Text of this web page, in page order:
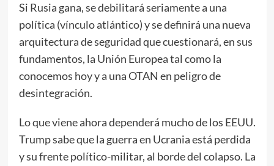
Si Rusia gana, se debilitará seriamente a una
política (vínculo atlántico) y se definirá una nueva
arquitectura de seguridad que cuestionará, en sus
fundamentos, la Unión Europea tal como la
conocemos hoy y a una OTAN en peligro de
desintegración.
Lo que viene ahora dependerá mucho de los EEUU.
Trump sabe que la guerra en Ucrania está perdida
y su frente político-militar, al borde del colapso. La